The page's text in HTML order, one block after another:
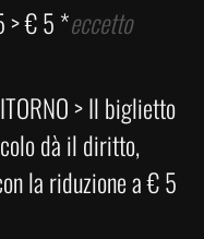
> € 5 *eccetto
> Il biglietto
dà il diritto,
la riduzione a € 5